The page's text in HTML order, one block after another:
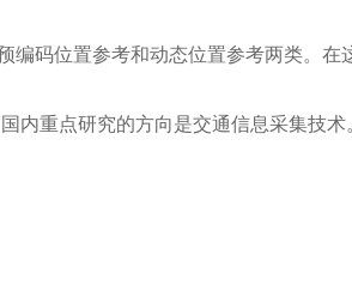
码位置参考和动态位置参考两类。
内重点研究的方向是交通信息采集技术